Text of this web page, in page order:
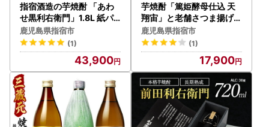
指宿酒造の芋焼酎 「あわ
せ黒利右衛門」1.8L 紙パ
ック ×6本 ひご屋 IB013-0
05 焼酎 焼酎
鹿児島県指宿市
(1)
43,900
芋焼酎「篤姫酵母仕込 天
翔宙」と老舗さつま揚げの
セット 岡村商店 IB024-0
07 焼酎 焼酎
鹿児島県指宿市
(1)
17,900